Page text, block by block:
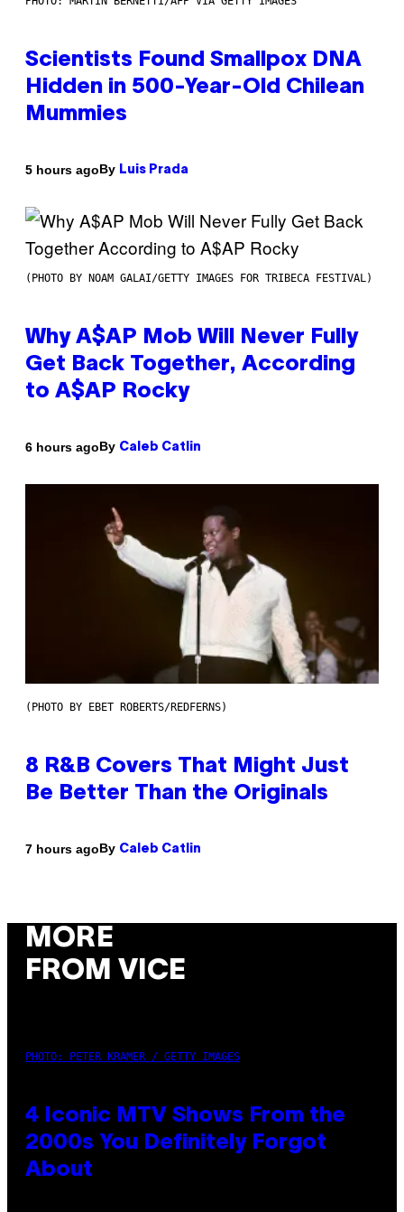
Scientists Found Smallpox DNA
Hidden in 500-Year-Old Chilean
Mummies
5 hours agoBy Luis Prada
(PHOTO BY NOAM GALAI/GETTY IMAGES FOR TRIBECA FESTIVAL)
Why A$AP Mob Will Never Fully
Get Back Together, According
to A$AP Rocky
6 hours agoBy Caleb Catlin
(PHOTO BY EBET ROBERTS/REDFERNS)
8 R&B Covers That Might Just
Be Better Than the Originals
7 hours agoBy Caleb Catlin
MORE
FROM VICE
PHOTO: PETER KRAMER / GETTY IMAGES
4 Iconic MTV Shows From the
2000s You Definitely Forgot
About